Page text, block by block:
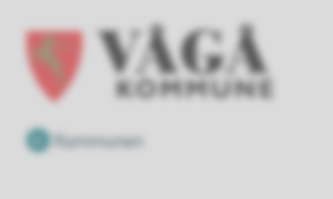
Du er her:
Kommunen